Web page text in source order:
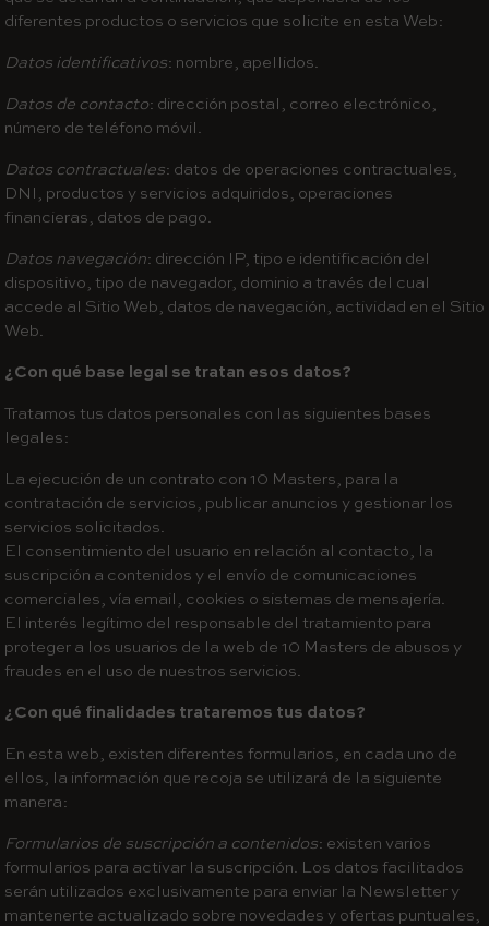
diferentes productos o servicios que solicite en esta Web:
Datos identificativos: nombre, apellidos.
Datos de contacto: dirección postal, correo electrónico,
número de teléfono móvil.
Datos contractuales: datos de operaciones contractuales,
DNI, productos y servicios adquiridos, operaciones
financieras, datos de pago.
Datos navegación: dirección IP, tipo e identificación del
dispositivo, tipo de navegador, dominio a través del cual
accede al Sitio Web, datos de navegación, actividad en el Sitio
Web.
¿Con qué base legal se tratan esos datos?
Tratamos tus datos personales con las siguientes bases
legales:
La ejecución de un contrato con 10 Masters, para la
contratación de servicios, publicar anuncios y gestionar los
servicios solicitados.
El consentimiento del usuario en relación al contacto, la
suscripción a contenidos y el envío de comunicaciones
comerciales, vía email, cookies o sistemas de mensajería.
El interés legítimo del responsable del tratamiento para
proteger a los usuarios de la web de 10 Masters de abusos y
fraudes en el uso de nuestros servicios.
¿Con qué finalidades trataremos tus datos?
En esta web, existen diferentes formularios, en cada uno de
ellos, la información que recoja se utilizará de la siguiente
manera:
Formularios de suscripción a contenidos: existen varios
formularios para activar la suscripción. Los datos facilitados
serán utilizados exclusivamente para enviar la Newsletter y
mantenerte actualizado sobre novedades y ofertas puntuales,